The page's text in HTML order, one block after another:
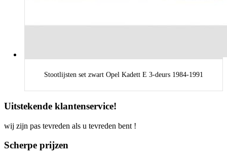
Stootlijsten set zwart Opel Kadett E 3-deurs 1984-1991
Uitstekende klantenservice!
wij zijn pas tevreden als u tevreden bent !
Scherpe prijzen